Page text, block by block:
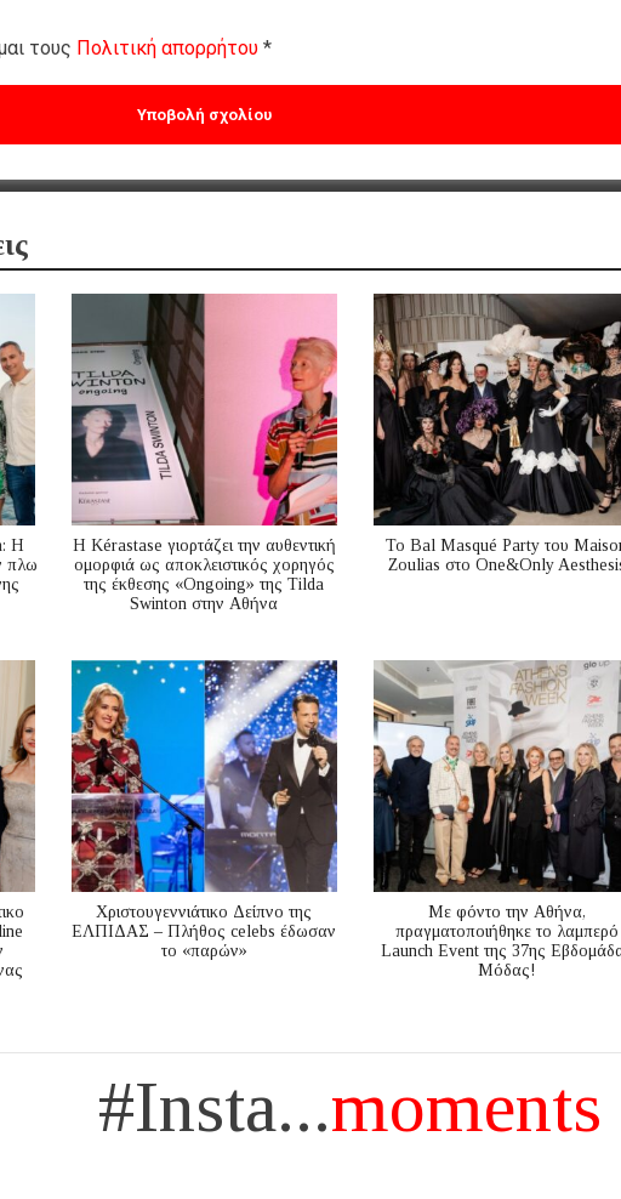
τους Πολιτική απορρήτου *
Η
πλω
Η Kérastase γιορτάζει την αυθεντική
ομορφιά ως αποκλειστικός χορηγός
της έκθεσης «Ongoing» της Tilda
Swinton στην Αθήνα
Το Bal Masqué Party του
Zoulias στο One&Only
Χριστουγεννιάτικο Δείπνο της
ΕΛΠΙΔΑΣ – Πλήθος celebs έδωσαν
το «παρών»
Με φόντο την Αθήνα,
πραγματοποιήθηκε το λαμπερό
Launch Event της 37ης
Μόδας!
#Insta...moments